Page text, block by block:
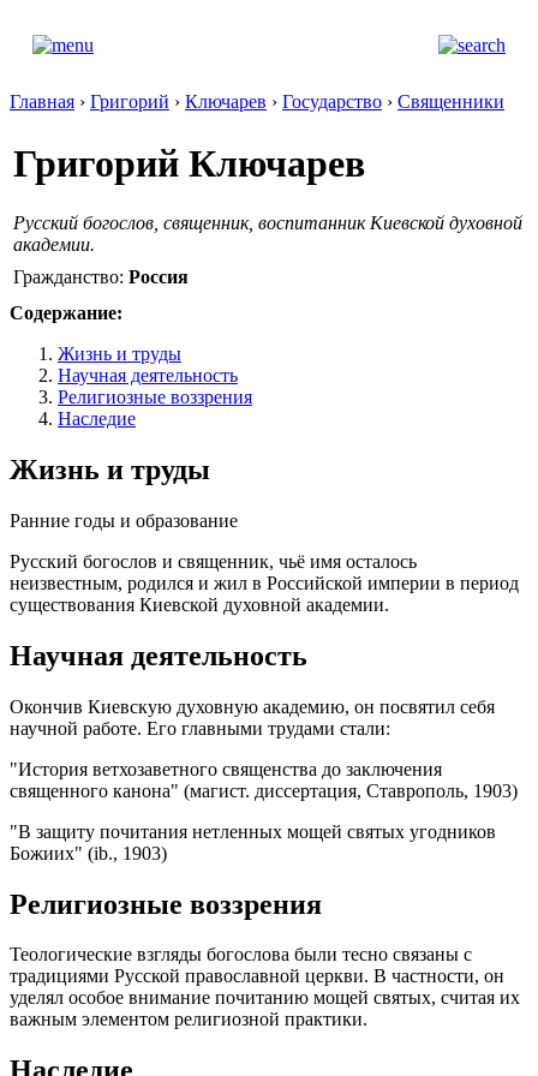
Главная › Григорий › Ключарев › Государство › Священники
Григорий Ключарев
Русский богослов, священник, воспитанник Киевской духовной
академии.
Гражданство: Россия
Содержание:
Жизнь и труды
Научная деятельность
Религиозные воззрения
Наследие
Жизнь и труды
Ранние годы и образование
Русский богослов и священник, чьё имя осталось
неизвестным, родился и жил в Российской империи в период
существования Киевской духовной академии.
Научная деятельность
Окончив Киевскую духовную академию, он посвятил себя
научной работе. Его главными трудами стали:
"История ветхозаветного священства до заключения
священного канона" (магист. диссертация, Ставрополь, 1903)
"В защиту почитания нетленных мощей святых угодников
Божиих" (ib., 1903)
Религиозные воззрения
Теологические взгляды богослова были тесно связаны с
традициями Русской православной церкви. В частности, он
уделял особое внимание почитанию мощей святых, считая их
важным элементом религиозной практики.